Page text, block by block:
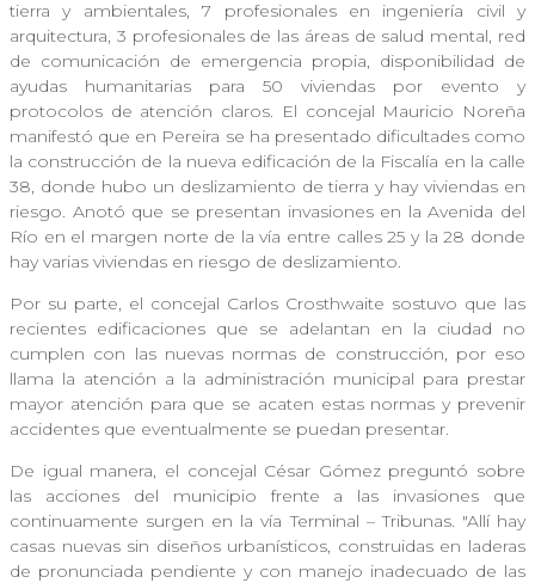
tierra y ambientales, 7 profesionales en ingeniería civil y
arquitectura, 3 profesionales de las áreas de salud mental, red
de comunicación de emergencia propia, disponibilidad de
ayudas humanitarias para 50 viviendas por evento y
protocolos de atención claros. El concejal Mauricio Noreña
manifestó que en Pereira se ha presentado dificultades como
la construcción de la nueva edificación de la Fiscalía en la calle
38, donde hubo un deslizamiento de tierra y hay viviendas en
riesgo. Anotó que se presentan invasiones en la Avenida del
Río en el margen norte de la vía entre calles 25 y la 28 donde
hay varias viviendas en riesgo de deslizamiento.
Por su parte, el concejal Carlos Crosthwaite sostuvo que las
recientes edificaciones que se adelantan en la ciudad no
cumplen con las nuevas normas de construcción, por eso
llama la atención a la administración municipal para prestar
mayor atención para que se acaten estas normas y prevenir
accidentes que eventualmente se puedan presentar.
De igual manera, el concejal César Gómez preguntó sobre
las acciones del municipio frente a las invasiones que
continuamente surgen en la vía Terminal – Tribunas. "Allí hay
casas nuevas sin diseños urbanísticos, construidas en laderas
de pronunciada pendiente y con manejo inadecuado de las